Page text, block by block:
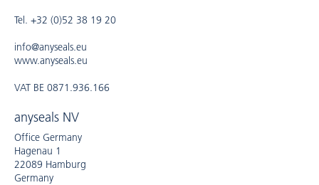
Tel. +32 (0)52 38 19 20
info@anyseals.eu
www.anyseals.eu
VAT BE 0871.936.166
anyseals NV
Office Germany
Hagenau 1
22089 Hamburg
Germany